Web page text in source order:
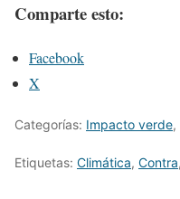
Comparte esto:
Facebook
X
Categorías: Impacto verde,
Etiquetas: Climática, Contra,